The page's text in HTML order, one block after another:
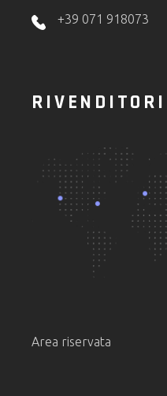
+39 071 918073
RIVENDITORI
Area riservata